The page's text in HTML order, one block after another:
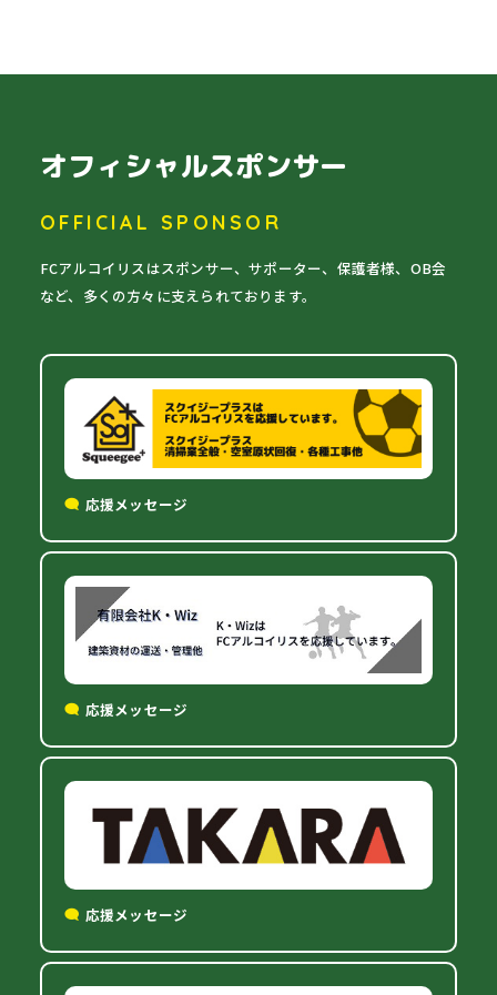
オフィシャルスポンサー
OFFICIAL SPONSOR
FCアルコイリスはスポンサー、サポーター、保護者様、OB会
など、多くの方々に支えられております。
応援メッセージ
応援メッセージ
応援メッセージ